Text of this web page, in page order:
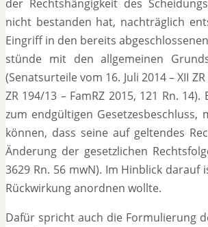
der Rechtshängigkeit des
nicht bestanden hat, nachträglich
Eingriff in den bereits
stünde mit den allgemeinen
(Senatsurteile vom 16. Juli 2014 – XII
ZR 194/13 – FamRZ 2015, 121 Rn.
zum endgültigen
können, dass seine auf geltendes
Änderung der gesetzlichen
3629 Rn. 56 mwN). Im Hinblick
Rückwirkung anordnen wollte.
Dafür spricht auch die Formulierung